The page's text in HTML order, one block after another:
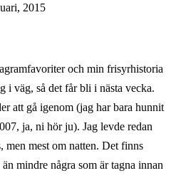
2015
och min frisyrhistoria
i väg, så det får bli i nästa vecka.
att gå igenom (jag har bara hunnit
ja, ni hör ju). Jag levde redan
men mest om natten. Det finns
mindre några som är tagna innan